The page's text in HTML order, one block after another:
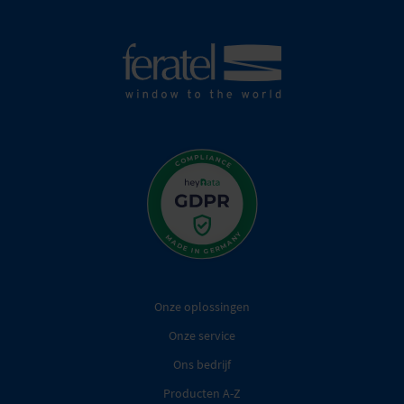
Onze oplossingen
Onze service
Ons bedrijf
Producten A-Z